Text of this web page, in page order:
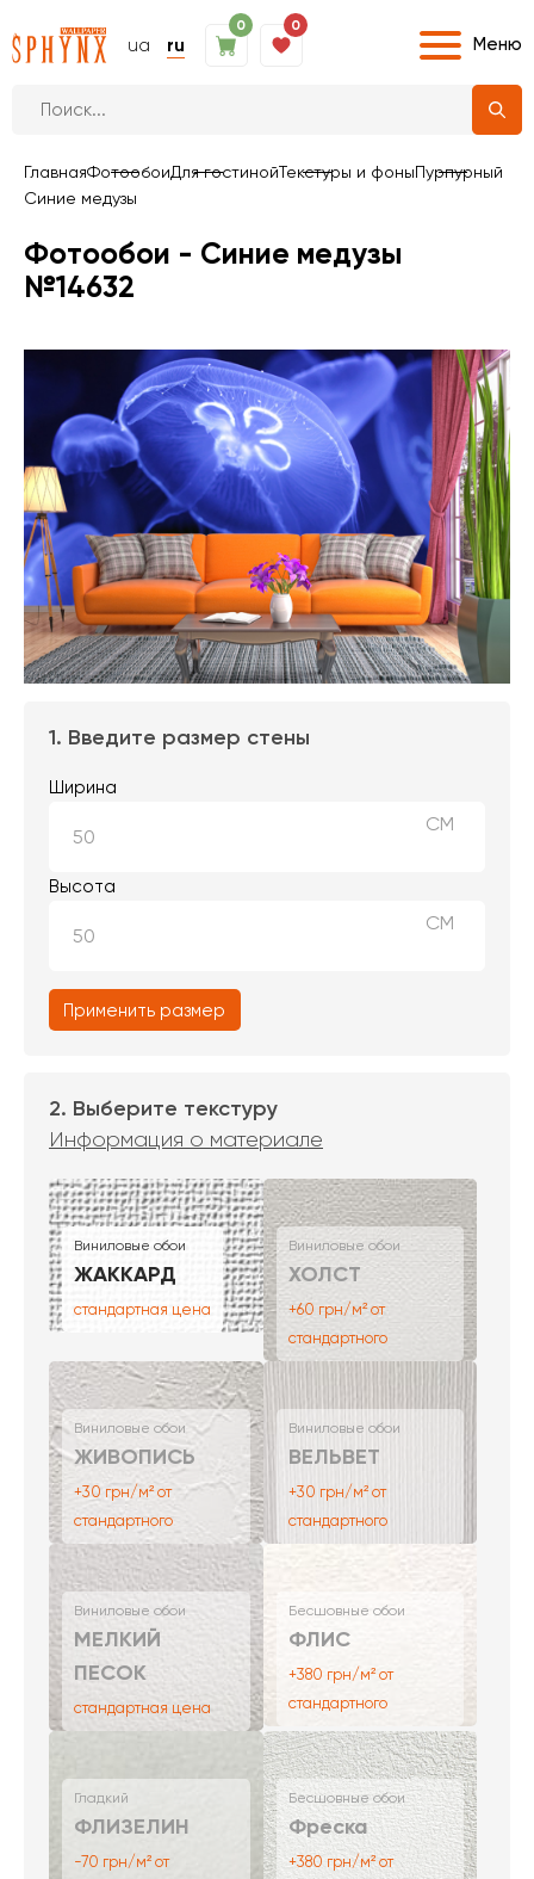
ua ru
0 0
Меню
ГлавнаяФотообоиДля гостинойТекстуры и фоныПурпурный
Синие медузы
Фотообои - Синие медузы
№14632
1. Введите размер стены
Ширина
СМ
Высота
СМ
Применить размер
2. Выберите текстуру
Информация о материале
Виниловые обои
ЖАККАРД
стандартная цена
Виниловые обои
ХОЛСТ
+60 грн/м² от
стандартного
Виниловые обои
ЖИВОПИСЬ
+30 грн/м² от
стандартного
Виниловые обои
ВЕЛЬВЕТ
+30 грн/м² от
стандартного
Виниловые обои
МЕЛКИЙ
ПЕСОК
стандартная цена
Бесшовные обои
ФЛИС
+380 грн/м² от
стандартного
Гладкий
ФЛИЗЕЛИН
-70 грн/м² от
Бесшовные обои
Фреска
+380 грн/м² от